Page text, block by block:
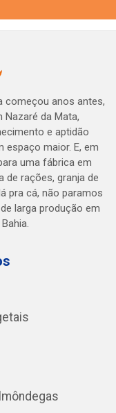
começou anos antes,
Nazaré da Mata,
e aptidão
espaço maior. E, em
uma fábrica em
de rações, granja de
pra cá, não paramos
larga produção em